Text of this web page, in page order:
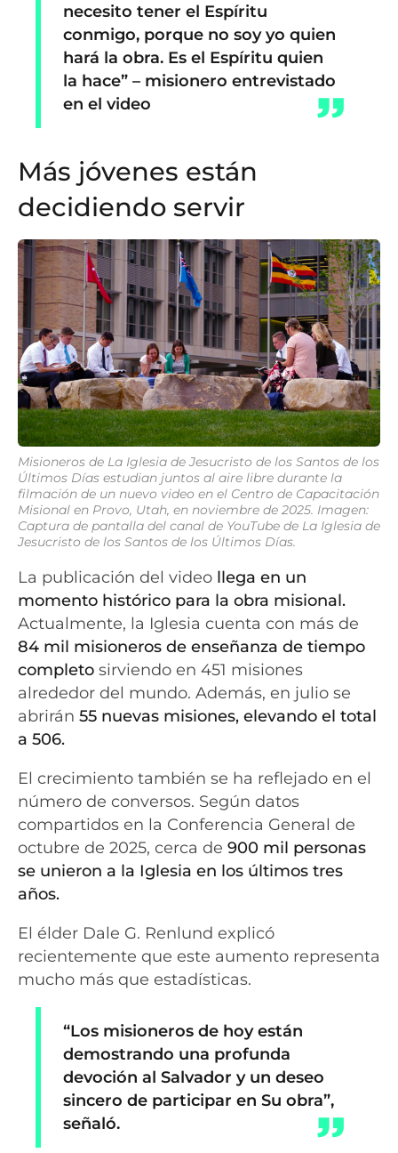
necesito tener el Espíritu
conmigo, porque no soy yo quien
hará la obra. Es el Espíritu quien
la hace” – misionero entrevistado
en el video
Más jóvenes están
decidiendo servir
Misioneros de La Iglesia de Jesucristo de los Santos de los
Últimos Días estudian juntos al aire libre durante la
filmación de un nuevo video en el Centro de Capacitación
Misional en Provo, Utah, en noviembre de 2025. Imagen:
Captura de pantalla del canal de YouTube de La Iglesia de
Jesucristo de los Santos de los Últimos Días.
La publicación del video llega en un
momento histórico para la obra misional.
Actualmente, la Iglesia cuenta con más de
84 mil misioneros de enseñanza de tiempo
completo sirviendo en 451 misiones
alrededor del mundo. Además, en julio se
abrirán 55 nuevas misiones, elevando el total
a 506.
El crecimiento también se ha reflejado en el
número de conversos. Según datos
compartidos en la Conferencia General de
octubre de 2025, cerca de 900 mil personas
se unieron a la Iglesia en los últimos tres
años.
El élder Dale G. Renlund explicó
recientemente que este aumento representa
mucho más que estadísticas.
“Los misioneros de hoy están
demostrando una profunda
devoción al Salvador y un deseo
sincero de participar en Su obra”,
señaló.